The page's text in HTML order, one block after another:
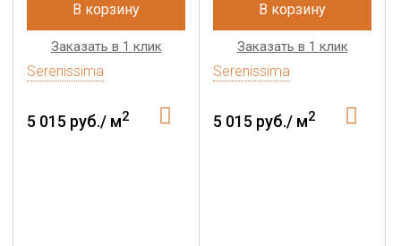
В корзину
Заказать в 1 клик
Serenissima
5 015 руб./ м2
В корзину
Заказать в 1 клик
Serenissima
5 015 руб./ м2